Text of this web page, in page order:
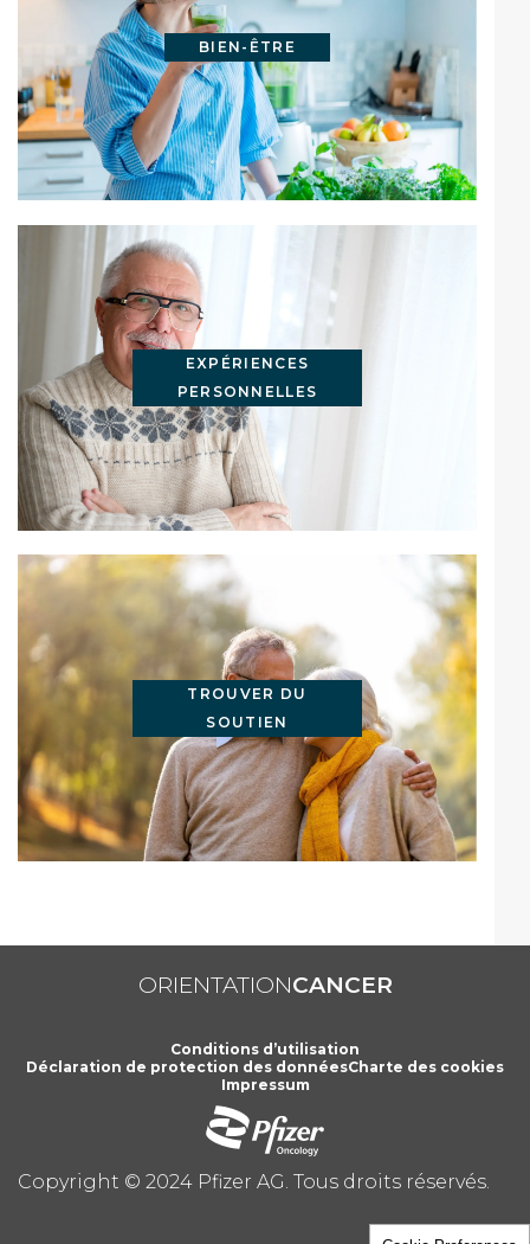
BIEN-ÊTRE
EXPÉRIENCES
PERSONNELLES
TROUVER DU
SOUTIEN
ORIENTATIONCANCER
Footer
Conditions d’utilisation
Déclaration de protection des donnéesCharte des cookies
Impressum
Copyright © 2024 Pfizer AG. Tous droits réservés.